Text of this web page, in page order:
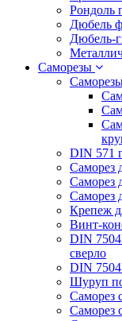
Рондоль
Дюбель
Дюбель-
Саморезы
DIN 571
Саморез
Саморез
Саморез
Крепеж
Винт-
DIN
сверло
DIN
Шуруп
Саморез
Саморез